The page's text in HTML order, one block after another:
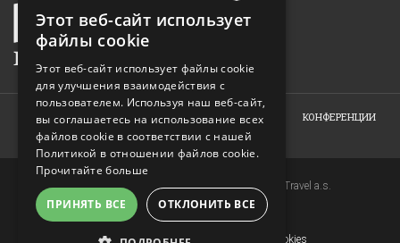
HOME ОБ ОТЕЛЕ НОМЕРА ПРЕДЛОЖЕНИЯ
КОНФЕРЕНЦИИ
ФОТОГАЛЕРЕЯ
КОНТАКТ
Copyright © 2007-2026 EuroAgentur Hotels&Travel a.s.
www.bezvapobyt.cz
Общие условия бронирования
Заявление о конфиденциальности
Cookies
CZECH
RUSSIAN
Этот веб-сайт использует
файлы cookie
Этот веб-сайт использует файлы cookie
для улучшения взаимодействия с
пользователем. Используя наш веб-сайт,
вы соглашаетесь на использование всех
файлов cookie в соответствии с нашей
Политикой в ​​отношении файлов cookie.
Прочитайте больше
ПРИНЯТЬ ВСЕ ОТКЛОНИТЬ ВСЕ